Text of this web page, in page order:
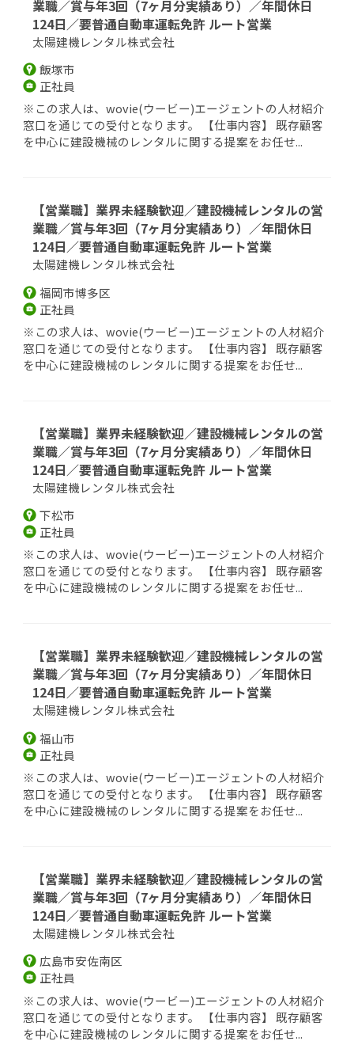
業職／賞与年3回（7ヶ月分実績あり）／年間休日
124日／要普通自動車運転免許 ルート営業
太陽建機レンタル株式会社
飯塚市
正社員
※この求人は、wovie(ウービー)エージェントの人材紹介
窓口を通じての受付となります。 【仕事内容】 既存顧客
を中心に建設機械のレンタルに関する提案をお任せ...
【営業職】業界未経験歓迎／建設機械レンタルの営
業職／賞与年3回（7ヶ月分実績あり）／年間休日
124日／要普通自動車運転免許 ルート営業
太陽建機レンタル株式会社
福岡市博多区
正社員
※この求人は、wovie(ウービー)エージェントの人材紹介
窓口を通じての受付となります。 【仕事内容】 既存顧客
を中心に建設機械のレンタルに関する提案をお任せ...
【営業職】業界未経験歓迎／建設機械レンタルの営
業職／賞与年3回（7ヶ月分実績あり）／年間休日
124日／要普通自動車運転免許 ルート営業
太陽建機レンタル株式会社
下松市
正社員
※この求人は、wovie(ウービー)エージェントの人材紹介
窓口を通じての受付となります。 【仕事内容】 既存顧客
を中心に建設機械のレンタルに関する提案をお任せ...
【営業職】業界未経験歓迎／建設機械レンタルの営
業職／賞与年3回（7ヶ月分実績あり）／年間休日
124日／要普通自動車運転免許 ルート営業
太陽建機レンタル株式会社
福山市
正社員
※この求人は、wovie(ウービー)エージェントの人材紹介
窓口を通じての受付となります。 【仕事内容】 既存顧客
を中心に建設機械のレンタルに関する提案をお任せ...
【営業職】業界未経験歓迎／建設機械レンタルの営
業職／賞与年3回（7ヶ月分実績あり）／年間休日
124日／要普通自動車運転免許 ルート営業
太陽建機レンタル株式会社
広島市安佐南区
正社員
※この求人は、wovie(ウービー)エージェントの人材紹介
窓口を通じての受付となります。 【仕事内容】 既存顧客
を中心に建設機械のレンタルに関する提案をお任せ...